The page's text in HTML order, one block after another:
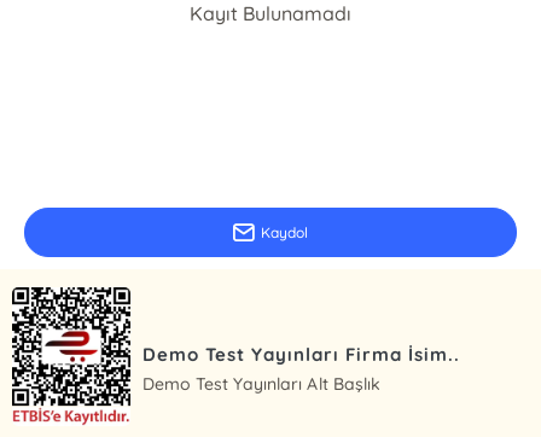
Kayıt Bulunamadı
Kaydol
Demo Test Yayınları Firma İsim..
Demo Test Yayınları Alt Başlık